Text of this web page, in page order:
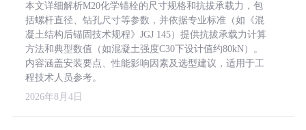
本文详细解析M20化学锚栓的尺寸规格和抗拔承载力，包
括螺杆直径、钻孔尺寸等参数，并依据专业标准（如《混
凝土结构后锚固技术规程》JGJ 145）提供抗拔承载力计算
方法和典型数值（如混凝土强度C30下设计值约80kN）。
内容涵盖安装要点、性能影响因素及选型建议，适用于工
程技术人员参考。
2026年8月4日